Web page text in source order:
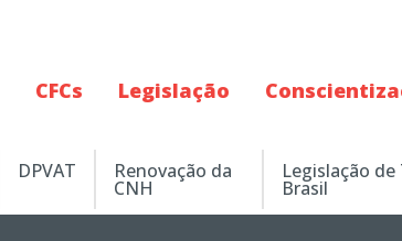
CFCs Legislação
DPVAT Renovação da
CNH
Legislação
Brasil